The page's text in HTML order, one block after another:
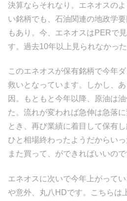
決算ならそれなり。エネオスの
い銘柄でも、石油関連の地政学
もあり。今、エネオスはPERで
す。過去10年以上見られなかった
このエネオスが保有銘柄で今年
救いとなっています。しかし、
因。もともと今年以降、原油は
た。流れが変われば急伸は急落
とき、再び業績に着目して保有
ひと相場終わったようだからい
また買って、ができればいいの
エネオスに次いで今年上がって
や意外、丸八HDです。こちらは